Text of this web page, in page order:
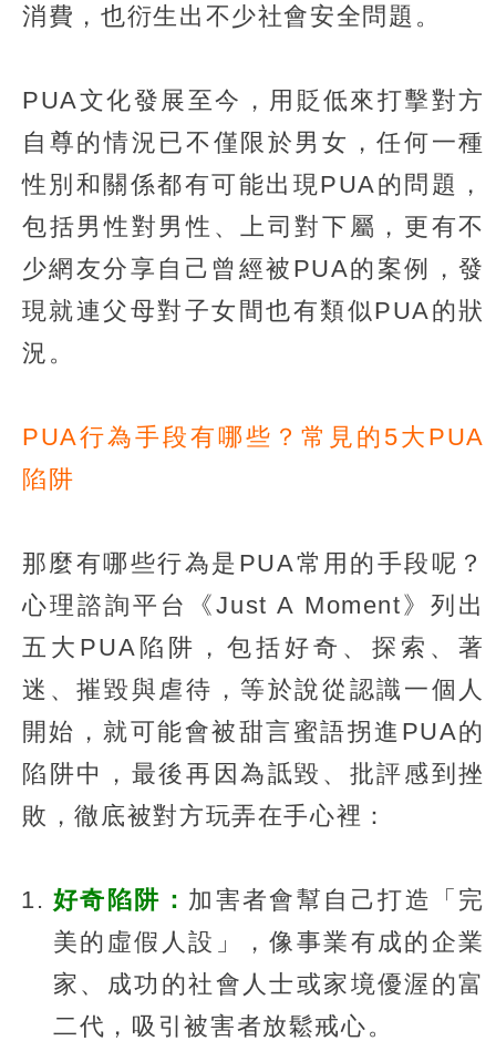
消費，也衍生出不少社會安全問題。
PUA文化發展至今，用貶低來打擊對方
自尊的情況已不僅限於男女，任何一種
性別和關係都有可能出現PUA的問題，
包括男性對男性、上司對下屬，更有不
少網友分享自己曾經被PUA的案例，發
現就連父母對子女間也有類似PUA的狀
況。
PUA行為手段有哪些？常見的5大PUA
陷阱
那麼有哪些行為是PUA常用的手段呢？
心理諮詢平台《Just A Moment》列出
五大PUA陷阱，包括好奇、探索、著
迷、摧毀與虐待，等於說從認識一個人
開始，就可能會被甜言蜜語拐進PUA的
陷阱中，最後再因為詆毀、批評感到挫
敗，徹底被對方玩弄在手心裡：
好奇陷阱： 加害者會幫自己打造「完
美的虛假人設」，像事業有成的企業
家、成功的社會人士或家境優渥的富
二代，吸引被害者放鬆戒心。